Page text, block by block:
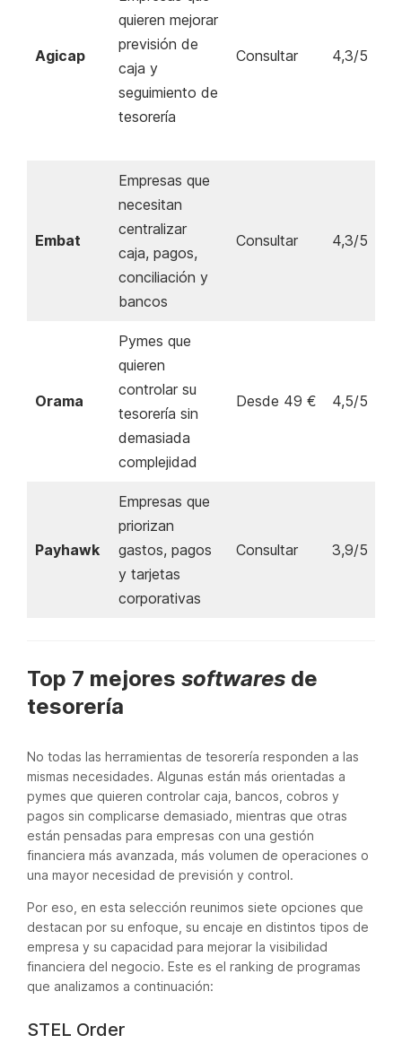
Agicap
quieren mejorar
previsión de
caja y
seguimiento de
tesorería
Consultar 4,3/5
Embat
Empresas que
necesitan
centralizar
caja, pagos,
conciliación y
bancos
Consultar 4,3/5
Orama
Pymes que
quieren
controlar su
tesorería sin
demasiada
complejidad
Desde 49 € 4,5/5
Payhawk
Empresas que
priorizan
gastos, pagos
y tarjetas
corporativas
Consultar 3,9/5
Top 7 mejores softwares de
tesorería
No todas las herramientas de tesorería responden a las
mismas necesidades. Algunas están más orientadas a
pymes que quieren controlar caja, bancos, cobros y
pagos sin complicarse demasiado, mientras que otras
están pensadas para empresas con una gestión
financiera más avanzada, más volumen de operaciones o
una mayor necesidad de previsión y control.
Por eso, en esta selección reunimos siete opciones que
destacan por su enfoque, su encaje en distintos tipos de
empresa y su capacidad para mejorar la visibilidad
financiera del negocio. Este es el ranking de programas
que analizamos a continuación:
STEL Order